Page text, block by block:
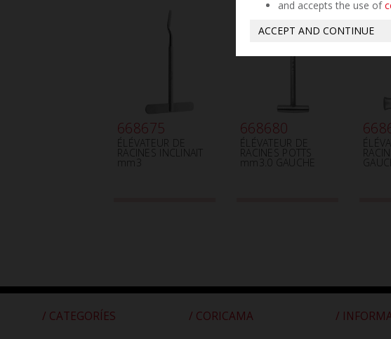
668675
ÉLÉVATEUR DE
RACINES INCLINAIT
mm3
668680
ÉLÉVATEUR DE
RACINES POTTS
mm3.0 GAUCHE
/ CATEGORÍES / CORICAMA /
and accepts the use of
ACCEPT AND CONTINUE